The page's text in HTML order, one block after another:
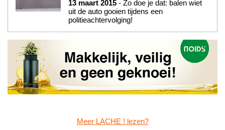
13 maart 2015 - Zo doe je dat: balen wiet
uit de auto gooien tijdens een
politieachtervolging!
Meer LACHE ! lezen?